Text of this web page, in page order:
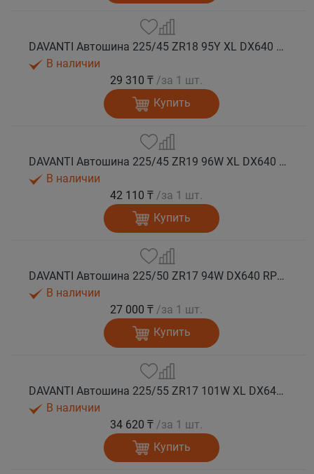
DAVANTI Автошина 225/45 ZR18 95Y XL DX640 RPR лето (Таиланд)
В наличии
29 310 ₸ /за 1 шт.
Купить
DAVANTI Автошина 225/45 ZR19 96W XL DX640 RPR лето (Таиланд)
В наличии
42 110 ₸ /за 1 шт.
Купить
DAVANTI Автошина 225/50 ZR17 94W DX640 RPR лето
В наличии
27 000 ₸ /за 1 шт.
Купить
DAVANTI Автошина 225/55 ZR17 101W XL DX640 RPR лето
В наличии
34 620 ₸ /за 1 шт.
Купить